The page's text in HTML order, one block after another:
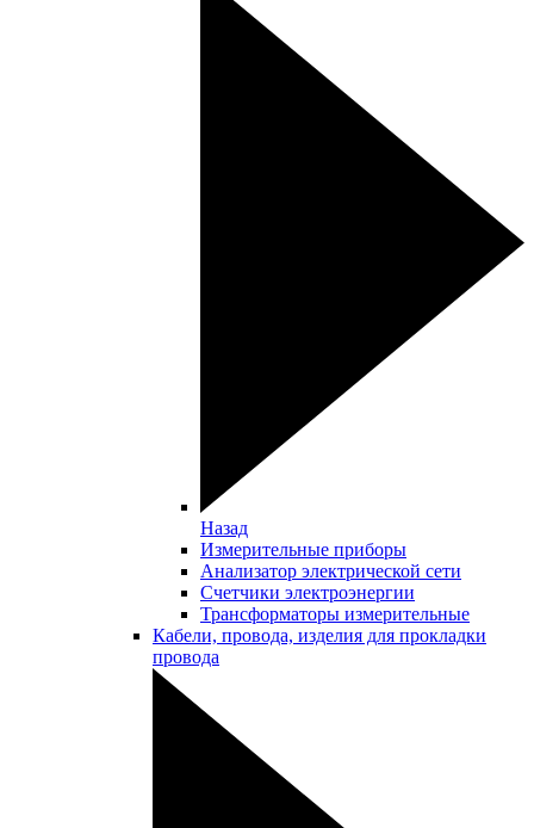
Назад
Измерительные приборы
Анализатор электрической сети
Счетчики электроэнергии
Трансформаторы измерительные
Кабели, провода, изделия для прокладки
провода